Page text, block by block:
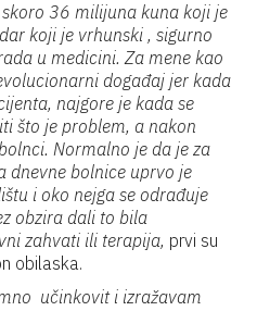
36 milijuna kuna koji je
koji je vrhunski , sigurno
u medicini. Za mene kao
događaj jer kada
najgore je kada se
što je problem, a nakon
Normalno je da je za
dnevne bolnice uprvo je
i oko nejga se odrađuje
obzira dali to bila
zahvati ili terapija, prvi su
obilaska.
učinkovit i izražavam